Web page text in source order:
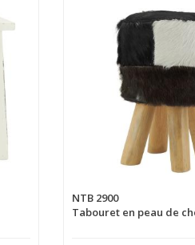
NTB 2900
Tabouret en peau de